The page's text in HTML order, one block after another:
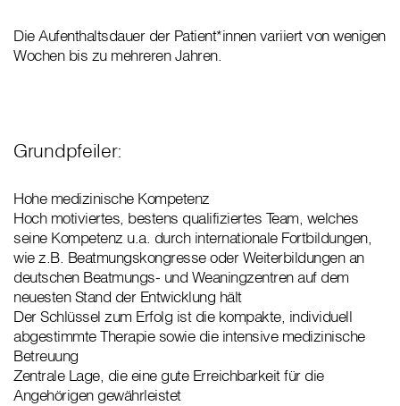
Die Aufenthaltsdauer der Patient*innen variiert von wenigen
Wochen bis zu mehreren Jahren.
Grundpfeiler:
Hohe medizinische Kompetenz
Hoch motiviertes, bestens qualifiziertes Team, welches
seine Kompetenz u.a. durch internationale Fortbildungen,
wie z.B. Beatmungskongresse oder Weiterbildungen an
deutschen Beatmungs- und Weaningzentren auf dem
neuesten Stand der Entwicklung hält
Der Schlüssel zum Erfolg ist die kompakte, individuell
abgestimmte Therapie sowie die intensive medizinische
Betreuung
Zentrale Lage, die eine gute Erreichbarkeit für die
Angehörigen gewährleistet